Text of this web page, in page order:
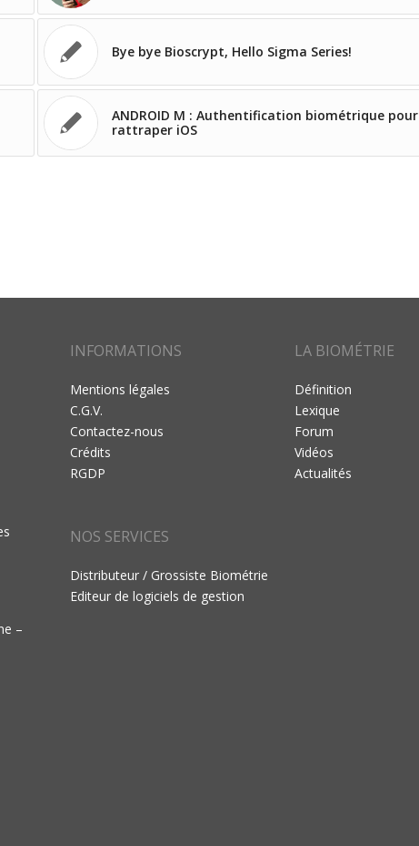
Bye bye Bioscrypt, Hello Sigma Series!
ANDROID M : Authentification biométrique pour
rattraper iOS
–
INFORMATIONS
Mentions légales
C.G.V.
Contactez-nous
Crédits
RGDP
NOS SERVICES
Distributeur / Grossiste Biométrie
Editeur de logiciels de gestion
LA BIOMÉTRIE
Définition
Lexique
Forum
Vidéos
Actualités